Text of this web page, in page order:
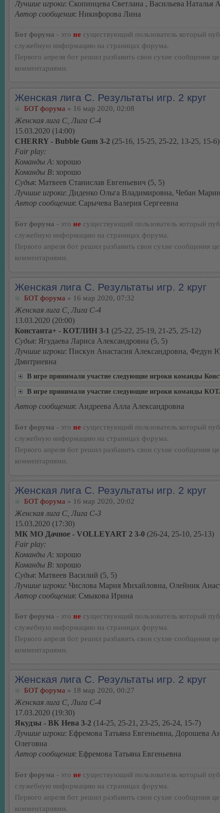
Лучшие игроки: Скопинцева Светлана , Васильева Наталья
Автор сообщения: Никифорова Лина
Бот форума - это не существующий пользователь который
служебную информацию на страницах форума.
Первого апреля бот решил разбавить свои сухие сообщения
комментариями.
Женская лига С. Результаты игр. 2 круг
БОТ форума » 16 мар 2020, 02:08
Женская лига С, Лига С-4
15.03.2020 (14:00)
CHERRY - Bubble Gum 3-2 (25-16, 15-25, 25-22, 13-25, 15-6)
Fair play:
Команды А: хорошо
Команды В: хорошо
Судья: Матвеев Станислав Евгеньевич (5, 5)
Лучшие игроки: Диденко Ольга Владимировна, Чебан
Автор сообщения: Сарычева Валерия Сергеевна
Бот форума - это не существующий пользователь который
служебную информацию на страницах форума.
Первого апреля бот решил разбавить свои сухие сообщения
комментариями.
Женская лига С. Результаты игр. 2 круг
БОТ форума » 16 мар 2020, 07:32
Женская лига С, Лига С-4
13.03.2020 (20:00)
Константа+ - КОТЛИН 3-1 (25-22, 25-19, 21-25, 25-12)
Судья: Ягудаева Лариса Александровна (5, 5)
Лучшие игроки: Пискун Анастасия Александровна, Федун
Дмитриевна
В игре принимали участие следующие игроки команды
В игре принимали участие следующие игроки команды
Автор сообщения: Андреева Алла Александровна
Бот форума - это не существующий пользователь который
служебную информацию на страницах форума.
Первого апреля бот решил разбавить свои сухие сообщения
комментариями.
Женская лига С. Результаты игр. 2 круг
БОТ форума » 16 мар 2020, 20:02
Женская лига С, Лига С-3
15.03.2020 (17:30)
МК МО Дачное - VOLLEYART 2 3-0 (26-24, 25-10, 25-13)
Fair play:
Команды А: хорошо
Команды В: хорошо
Судья: Матвеев Василий (5, 5)
Лучшие игроки: Числова Мария Михайловна, Олейник
Автор сообщения: Смыкова Ирина
Бот форума - это не существующий пользователь который
служебную информацию на страницах форума.
Первого апреля бот решил разбавить свои сухие сообщения
комментариями.
Женская лига С. Результаты игр. 2 круг
БОТ форума » 18 мар 2020, 00:27
Женская лига С, Лига С-4
17.03.2020 (19:30)
Якудзы - ВК Нева 3-2 (14-25, 25-21, 23-25, 26-24, 15-7)
Лучшие игроки: Ефремова Татьяна Евгеньевна, Дорошева
Олеговна
Автор сообщения: Ефремова Татьяна Евгеньевна
Бот форума - это не существующий пользователь который
служебную информацию на страницах форума.
Первого апреля бот решил разбавить свои сухие сообщения
комментариями.